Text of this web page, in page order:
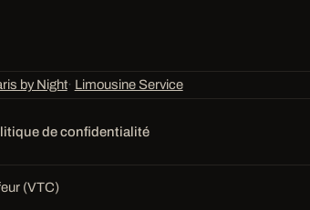
by Night· Limousine Service
de confidentialité
(VTC)